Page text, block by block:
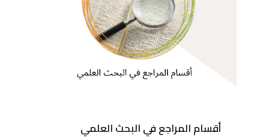
أقسام المراجع في البحث العلمي